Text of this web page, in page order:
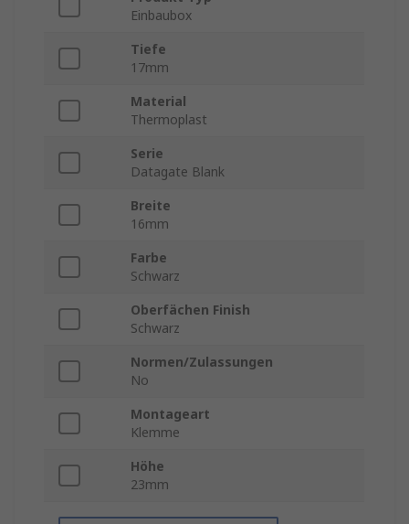
Einbaubox
Tiefe
17mm
Material
Thermoplast
Serie
Datagate Blank
Breite
16mm
Farbe
Schwarz
Oberfächen Finish
Schwarz
Normen/Zulassungen
No
Montageart
Klemme
Höhe
23mm